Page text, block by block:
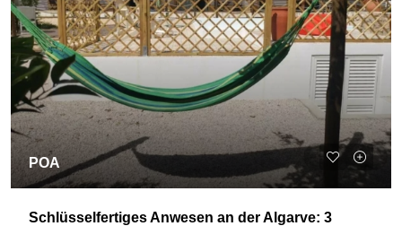
POA
Schlüsselfertiges Anwesen an der Algarve: 3